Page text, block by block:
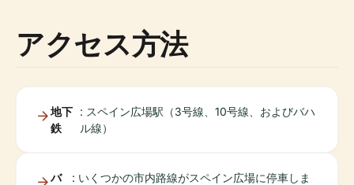
アクセス方法
地下
鉄
: スペイン広場駅（3号線、10号線、およびバハ
ル線）
バ
: いくつかの市内路線がスペイン広場に停車しま